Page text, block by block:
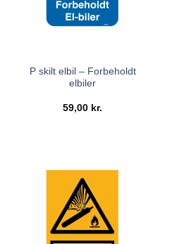
P skilt elbil – Forbeholdt
elbiler
59,00 kr.